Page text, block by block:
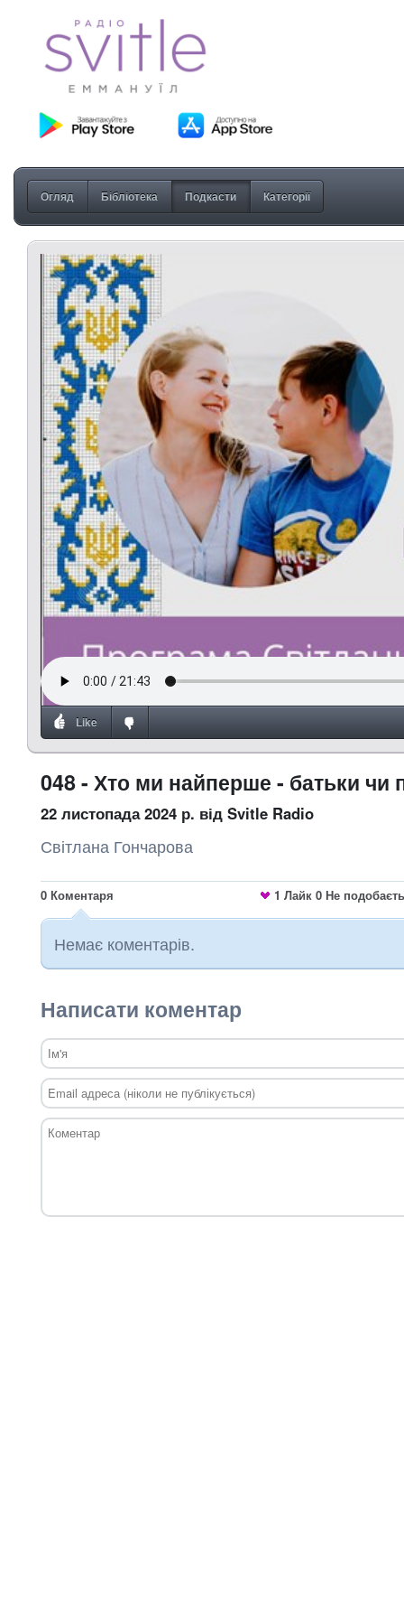
Огляд Бібліотека Подкасти Категорії
Like
048 - Хто ми найперше - батьки чи
22 листопада 2024 р. від Svitle Radio
Світлана Гончарова
1 Лайк 0 Не
0 Коментаря
Немає коментарів.
Написати коментар